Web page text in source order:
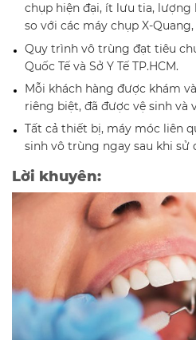
chụp hiện đại, ít lưu tia, lượng
so với các máy chụp X-
Quy trình vô trùng đạt tiêu
Quốc Tế và Sở Y Tế TP.HCM.
Mỗi khách hàng được khám
riêng biệt, đã được vệ sinh và
Tất cả thiết bị, máy móc liên
sinh vô trùng ngay sau khi sử
Lời khuyên: